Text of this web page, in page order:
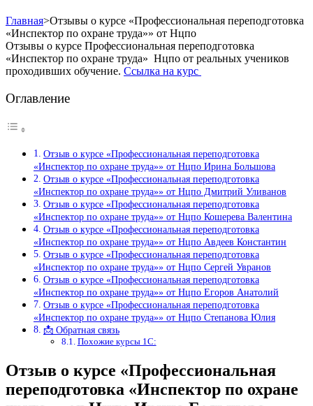
Главная>Отзывы о курсе «Профессиональная переподготовка
«Инспектор по охране труда»» от Нцпо
Отзывы о курсе Профессиональная переподготовка
«Инспектор по охране труда» Нцпо от реальных учеников
проходивших обучение. Ссылка на курс
Оглавление
Отзыв о курсе «Профессиональная переподготовка
«Инспектор по охране труда»» от Нцпо Ирина Большова
Отзыв о курсе «Профессиональная переподготовка
«Инспектор по охране труда»» от Нцпо Дмитрий Уливанов
Отзыв о курсе «Профессиональная переподготовка
«Инспектор по охране труда»» от Нцпо Кошерева Валентина
Отзыв о курсе «Профессиональная переподготовка
«Инспектор по охране труда»» от Нцпо Авдеев Константин
Отзыв о курсе «Профессиональная переподготовка
«Инспектор по охране труда»» от Нцпо Сергей Увранов
Отзыв о курсе «Профессиональная переподготовка
«Инспектор по охране труда»» от Нцпо Егоров Анатолий
Отзыв о курсе «Профессиональная переподготовка
«Инспектор по охране труда»» от Нцпо Степанова Юлия
📩 Обратная связь
Похожие курсы 1С:
Отзыв о курсе «Профессиональная
переподготовка «Инспектор по охране